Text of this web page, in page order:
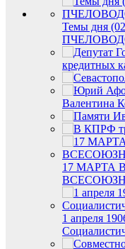
Темы дня
кредитных
Валентина
17 МАРТА
1 апреля